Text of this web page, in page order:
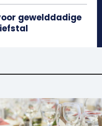
gewelddadige